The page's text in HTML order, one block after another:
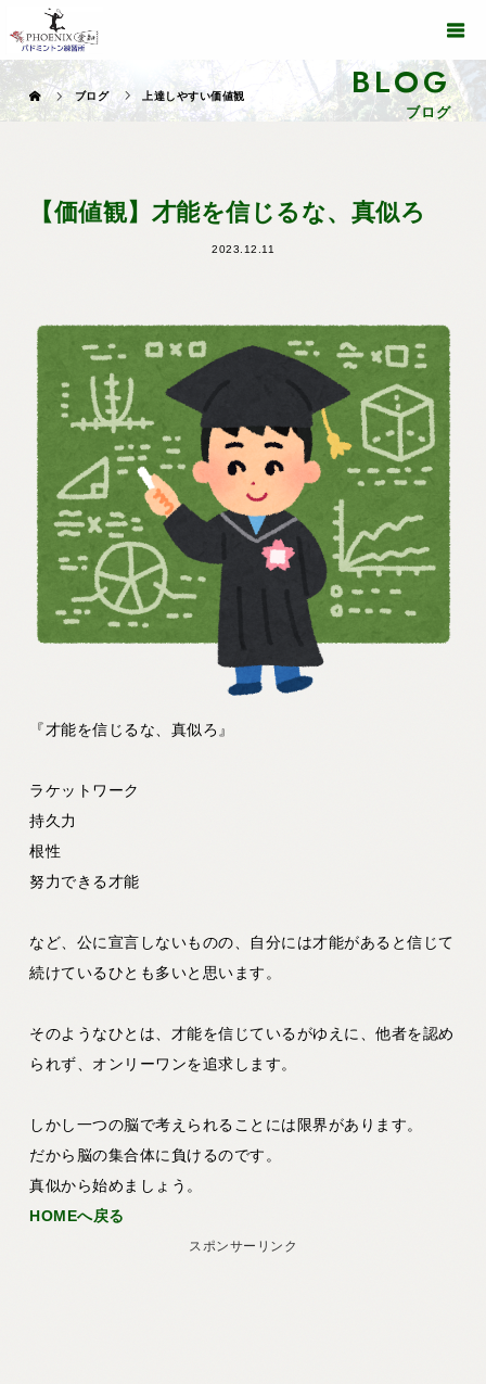
BLOG
ブログ
ブログ 上達しやすい価値観
【価値観】才能を信じるな、真似ろ
2023.12.11
『才能を信じるな、真似ろ』
ラケットワーク
持久力
根性
努力できる才能
など、公に宣言しないものの、自分には才能があると信じて
続けているひとも多いと思います。
そのようなひとは、才能を信じているがゆえに、他者を認め
られず、オンリーワンを追求します。
しかし一つの脳で考えられることには限界があります。
だから脳の集合体に負けるのです。
真似から始めましょう。
HOMEへ戻る
スポンサーリンク